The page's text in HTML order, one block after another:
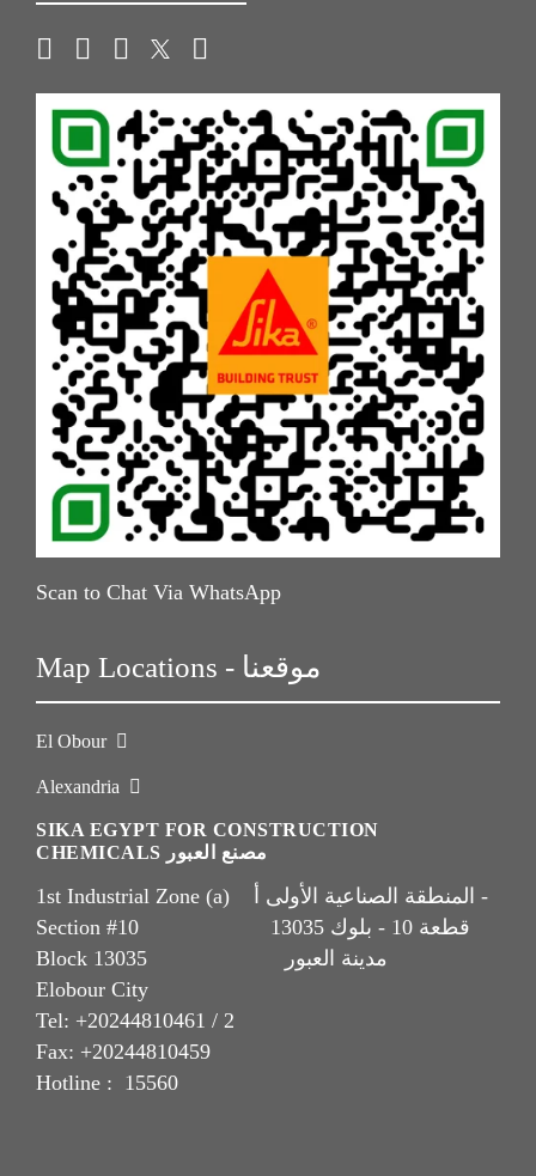
Scan to Chat Via WhatsApp
Map Locations - موقعنا
El Obour
Alexandria
SIKA EGYPT FOR CONSTRUCTION
CHEMICALS مصنع العبور
1st Industrial Zone (a) المنطقة الصناعية الأولى أ -
Section #10 قطعة 10 - بلوك 13035
Block 13035 مدينة العبور
Elobour City
Tel: +20244810461 / 2
Fax: +20244810459
Hotline : 15560